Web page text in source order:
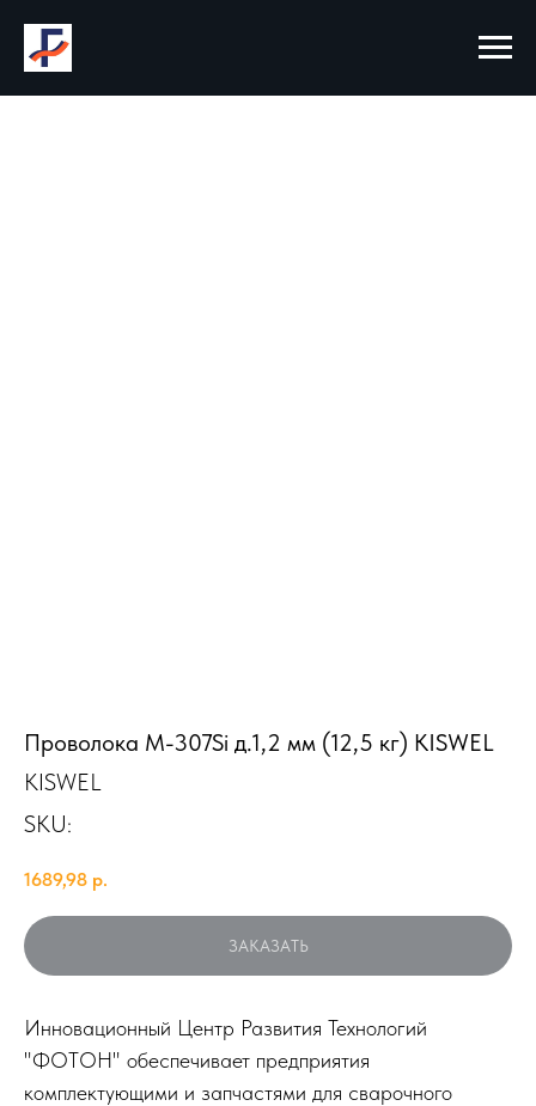
Проволока M-307Si д.1,2 мм (12,5 кг) KISWEL
KISWEL
SKU:
1689,98 р.
ЗАКАЗАТЬ
Инновационный Центр Развития Технологий
"ФОТОН" обеспечивает предприятия
комплектующими и запчастями для сварочного